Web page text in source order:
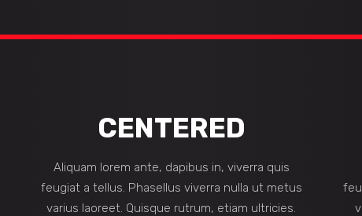
CENTERED
Aliquam lorem ante, dapibus in, viverra quis
feugiat a tellus. Phasellus viverra nulla ut metus
varius laoreet. Quisque rutrum, etiam ultricies.